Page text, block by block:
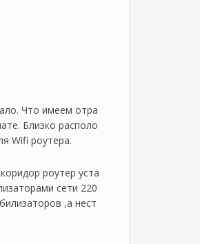
Что имеем отра
Близко располо
Wifi роутера.
роутер уста
сети 220
,а нест